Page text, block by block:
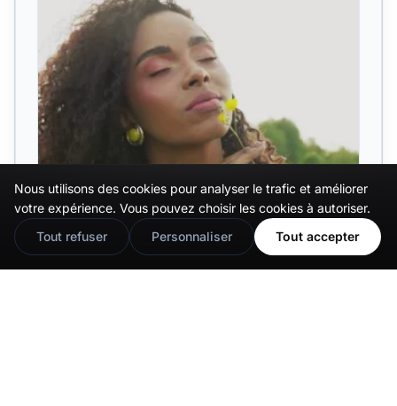
Nous utilisons des cookies pour analyser le trafic et améliorer
votre expérience. Vous pouvez choisir les cookies à autoriser.
Tout refuser
Personnaliser Tout accepter
🇬🇧Would you prefer this site in English?
View in English